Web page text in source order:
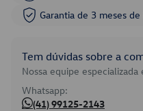
Garantia de 3 meses
Tem dúvidas sobre a
Nossa equipe
Whatsapp:
(41) 99125-2143